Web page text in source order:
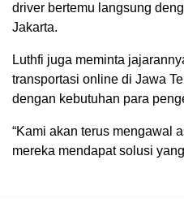
driver bertemu langsung
Jakarta.
Luthfi juga meminta
transportasi online di Jawa
dengan kebutuhan para
“Kami akan terus mengawal
mereka mendapat solusi